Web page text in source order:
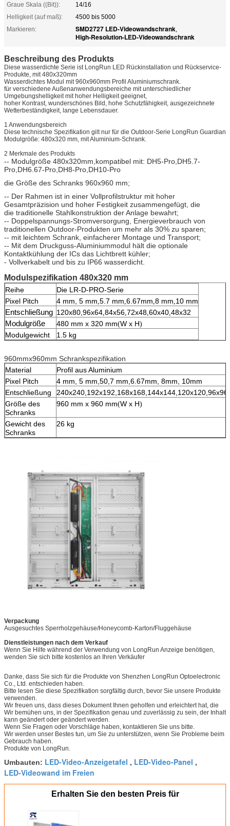
Graue Skala ((Bit)):
14/16
Helligkeit (auf maß):
4500 bis 5000
Markieren:
SMD2727 LED-Videowandschrank,
High-Resolution-LED-Videowandschrank
Beschreibung des Produkts
Diese wasserdichte Serie ist LongRun LED Rückinstallation und Rückservice-
Produkte, mit 480x320mm
Wasserdichtes Modul mit 960x960mm Profil Aluminiumschrank.
für verschiedene Außenanwendungsbereiche mit unterschiedlicher
Umgebungshelligkeit mit hoher Helligkeit geeignet,
hoher Kontrast, wunderschönes Bild, hohe Schutzfähigkeit, ausgezeichnete
Wetterbeständigkeit, lange Lebensdauer.
1 Anwendungsbereich
Diese technische Spezifikation gilt nur für die Outdoor-Serie LongRun Guardian
Modulgröße: 480x320 mm, mit Aluminium-Schrank.
2 Merkmale des Produkts
-- Modulgröße 480x320mm,kompatibel mit: DH5-Pro,DH5.7-
Pro,DH6.67-Pro,DH8-Pro,DH10-Pro
die Größe des Schranks 960x960 mm;
-- Der Rahmen ist in einer Vollprofilstruktur mit hoher
Gesamtpräzision und hoher Festigkeit zusammengefügt, die
die traditionelle Stahlkonstruktion der Anlage bewahrt;
-- Doppelspannungs-Stromversorgung, Energieverbrauch von
traditionellen Outdoor-Produkten um mehr als 30% zu sparen;
-- mit leichtem Schrank, einfacherer Montage und Transport;
-- Mit dem Druckguss-Aluminiummodul hält die optionale
Kontaktkühlung der ICs das Lichtbrett kühler;
- Vollverkabelt und bis zu IP66 wasserdicht.
Modulspezifikation 480x320 mm
Reihe
Die LR-D-PRO-Serie
Pixel Pitch
4 mm, 5 mm 5.7 mm 6.67mm 8 mm 10 mm
Entschließung 120x80, 96x64 84x56 72x48 60x40 48x32
Modulgröße
480 mm x 320 mm(W x H)
Modulgewicht 1.5 kg
960mmx960mm Schrankspezifikation
Material
Profil aus Aluminium
Pixel Pitch
4 mm, 5 mm,50,7 mm,6.67mm, 8mm, 10mm
Entschließung
240x240,192x192,168x168,144x144,120x120,96x96
Größe des
Schranks
960 mm x 960 mm(W x H)
Gewicht des
Schranks
26 kg
Verpackung
Ausgesuchtes Sperrholzgehäuse/Honeycomb-Karton/Fluggehäuse
Dienstleistungen nach dem Verkauf
Wenn Sie Hilfe während der Verwendung von LongRun Anzeige benötigen,
wenden Sie sich bitte kostenlos an Ihren Verkäufer
Danke, dass Sie sich für die Produkte von Shenzhen LongRun Optoelectronic
Co., Ltd. entschieden haben.
Bitte lesen Sie diese Spezifikation sorgfältig durch, bevor Sie unsere Produkte
verwenden.
Wir freuen uns, dass dieses Dokument Ihnen geholfen und erleichtert hat, die
Wir bemühen uns, in der Spezifikation genau und zuverlässig zu sein, der Inhalt
kann geändert oder geändert werden.
Wenn Sie Fragen oder Vorschläge haben, kontaktieren Sie uns bitte.
Wir werden unser Bestes tun, um Sie zu unterstützen, wenn Sie Probleme beim
Gebrauch haben.
Produkte von LongRun.
Umbauten: LED-Video-Anzeigetafel , LED-Video-Panel ,
LED-Videowand im Freien
Erhalten Sie den besten Preis für